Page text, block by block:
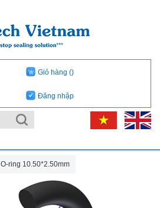
Giỏ hàng()
Đăng nhập
O-ring 10.50*2.50mm